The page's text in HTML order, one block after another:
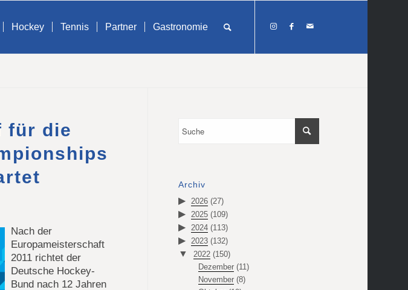
Hockey Tennis Partner Gastronomie
für die
Nach der
Europameisterschaft
2011 richtet der
Deutsche Hockey-
Bund nach 12 Jahren
Archiv
2026 (27)
2025 (109)
2024 (113)
2023 (132)
2022 (150)
Dezember(11)
November(8)